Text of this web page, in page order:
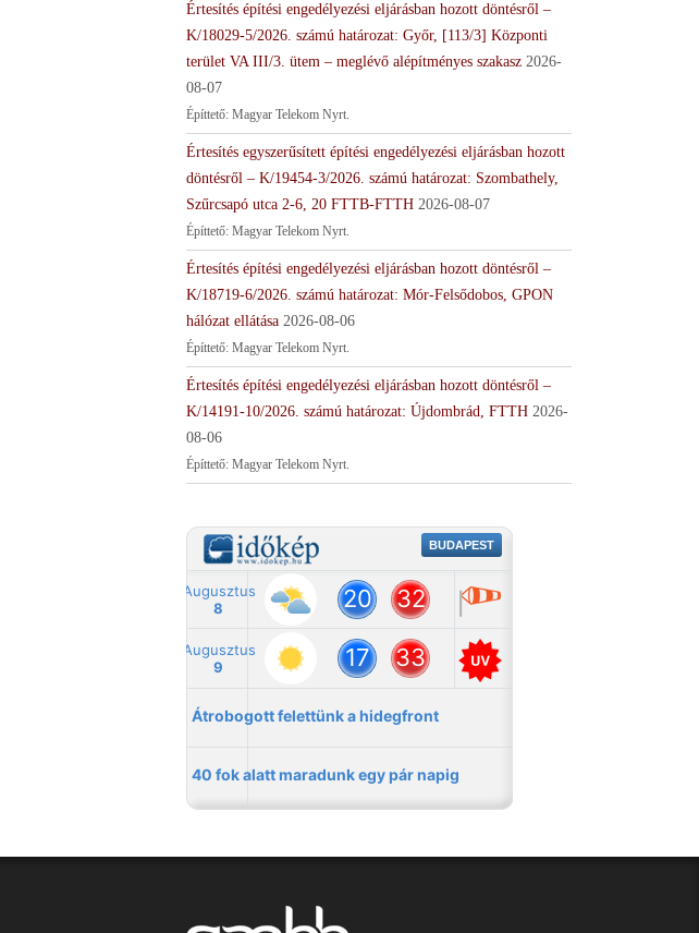
Értesítés építési engedélyezési eljárásban hozott döntésről –
K/18029-5/2026. számú határozat: Győr, [113/3] Központi
terület VA III/3. ütem – meglévő alépítményes szakasz 2026-
08-07
Építtető: Magyar Telekom Nyrt.
Értesítés egyszerűsített építési engedélyezési eljárásban hozott
döntésről – K/19454-3/2026. számú határozat: Szombathely,
Szűrcsapó utca 2-6, 20 FTTB-FTTH 2026-08-07
Építtető: Magyar Telekom Nyrt.
Értesítés építési engedélyezési eljárásban hozott döntésről –
K/18719-6/2026. számú határozat: Mór-Felsődobos, GPON
hálózat ellátása 2026-08-06
Építtető: Magyar Telekom Nyrt.
Értesítés építési engedélyezési eljárásban hozott döntésről –
K/14191-10/2026. számú határozat: Újdombrád, FTTH 2026-
08-06
Építtető: Magyar Telekom Nyrt.